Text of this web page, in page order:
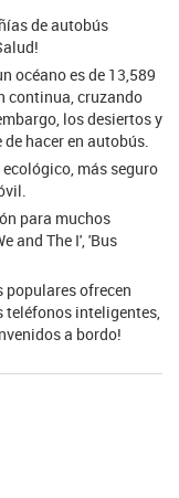
de autobús
océano es de 13,589
continua, cruzando
los desiertos y
hacer en autobús.
más seguro
para muchos
and The I', 'Bus
populares ofrecen
teléfonos inteligentes,
a bordo!